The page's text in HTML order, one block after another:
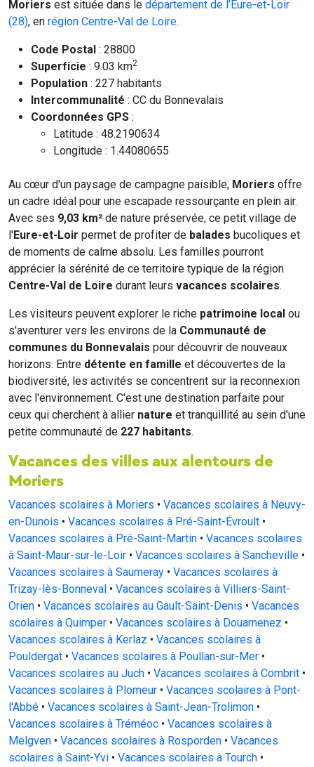
Moriers est située dans le département de l’Eure-et-Loir
(28), en région Centre-Val de Loire.
Code Postal : 28800
Superficie : 9.03 km2
Population : 227 habitants
Intercommunalité : CC du Bonnevalais
Coordonnées GPS :
Latitude : 48.2190634
Longitude : 1.44080655
Au cœur d'un paysage de campagne paisible, Moriers offre
un cadre idéal pour une escapade ressourçante en plein air.
Avec ses 9,03 km² de nature préservée, ce petit village de
l'Eure-et-Loir permet de profiter de balades bucoliques et
de moments de calme absolu. Les familles pourront
apprécier la sérénité de ce territoire typique de la région
Centre-Val de Loire durant leurs vacances scolaires.
Les visiteurs peuvent explorer le riche patrimoine local ou
s'aventurer vers les environs de la Communauté de
communes du Bonnevalais pour découvrir de nouveaux
horizons. Entre détente en famille et découvertes de la
biodiversité, les activités se concentrent sur la reconnexion
avec l'environnement. C'est une destination parfaite pour
ceux qui cherchent à allier nature et tranquillité au sein d'une
petite communauté de 227 habitants.
Vacances des villes aux alentours de
Moriers
Vacances scolaires à Moriers • Vacances scolaires à Neuvy-
en-Dunois • Vacances scolaires à Pré-Saint-Évroult •
Vacances scolaires à Pré-Saint-Martin • Vacances scolaires
à Saint-Maur-sur-le-Loir • Vacances scolaires à Sancheville •
Vacances scolaires à Saumeray • Vacances scolaires à
Trizay-lès-Bonneval • Vacances scolaires à Villiers-Saint-
Orien • Vacances scolaires au Gault-Saint-Denis • Vacances
scolaires à Quimper • Vacances scolaires à Douarnenez •
Vacances scolaires à Kerlaz • Vacances scolaires à
Pouldergat • Vacances scolaires à Poullan-sur-Mer •
Vacances scolaires au Juch • Vacances scolaires à Combrit •
Vacances scolaires à Plomeur • Vacances scolaires à Pont-
l'Abbé • Vacances scolaires à Saint-Jean-Trolimon •
Vacances scolaires à Tréméoc • Vacances scolaires à
Melgven • Vacances scolaires à Rosporden • Vacances
scolaires à Saint-Yvi • Vacances scolaires à Tourch •